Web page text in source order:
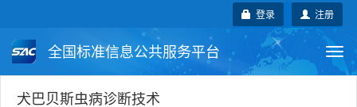
注册
登录
全国标准信息公共服务平台
国家标准 行业标准
犬巴贝斯虫病诊断技术